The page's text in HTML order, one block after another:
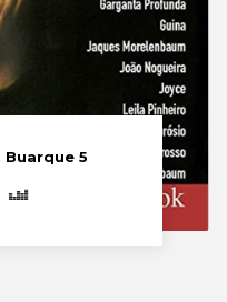
Buarque 5